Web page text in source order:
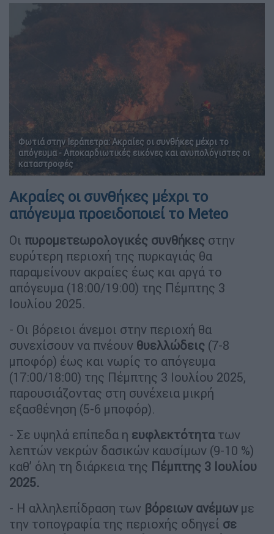
Φωτιά στην Ιεράπετρα: Ακραίες οι συνθήκες μέχρι το
απόγευμα - Αποκαρδιωτικές εικόνες και ανυπολόγιστες οι
καταστροφές
Ακραίες οι συνθήκες μέχρι το
απόγευμα προειδοποιεί το Meteo
Οι πυρομετεωρολογικές συνθήκες στην
ευρύτερη περιοχή της πυρκαγιάς θα
παραμείνουν ακραίες έως και αργά το
απόγευμα (18:00/19:00) της Πέμπτης 3
Ιουλίου 2025.
- Οι βόρειοι άνεμοι στην περιοχή θα
συνεχίσουν να πνέουν θυελλώδεις (7-8
μποφόρ) έως και νωρίς το απόγευμα
(17:00/18:00) της Πέμπτης 3 Ιουλίου 2025,
παρουσιάζοντας στη συνέχεια μικρή
εξασθένηση (5-6 μποφόρ).
- Σε υψηλά επίπεδα η ευφλεκτότητατων
λεπτών νεκρών δασικών καυσίμων (9-10 %)
καθ’ όλη τη διάρκεια της Πέμπτης 3 Ιουλίου
2025.
- Η αλληλεπίδραση των βόρειων ανέμων με
την τοπογραφία της περιοχής οδηγεί σε